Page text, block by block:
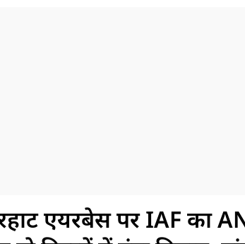
एयरबेस पर IAF का